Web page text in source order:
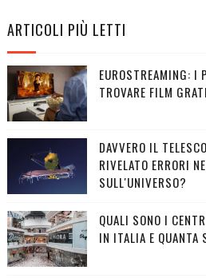
ARTICOLI PIÙ LETTI
EUROSTREAMING: I
TROVARE FILM
DAVVERO IL
RIVELATO ERRORI
SULL'UNIVERSO?
QUALI SONO I
IN ITALIA E QUANTA